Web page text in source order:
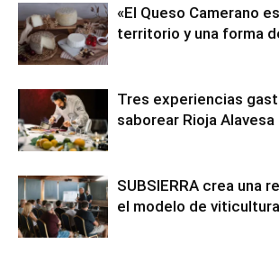
«El Queso Camerano
territorio y una forma
Tres experiencias
saborear Rioja
SUBSIERRA crea una
el modelo de